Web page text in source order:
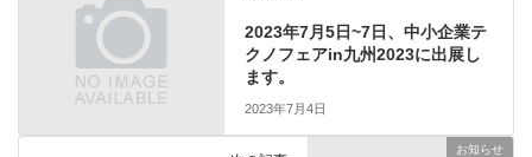
2023年7月5日~7日、中小企業テ
クノフェアin九州2023に出展し
ます。
2023年7月4日
お知らせ